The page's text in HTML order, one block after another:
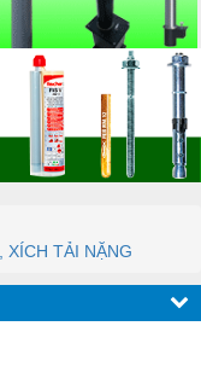
XÍCH TẢI NẶNG